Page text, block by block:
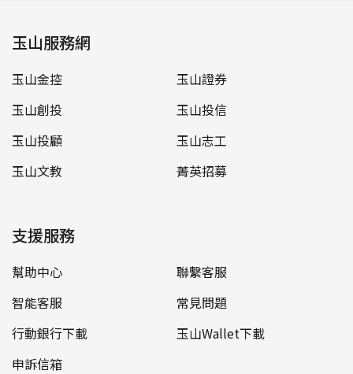
玉山服務網
玉山金控
玉山證券
玉山創投
玉山投信
玉山投顧
玉山志工
玉山文教
菁英招募
支援服務
幫助中心
聯繫客服
智能客服
常見問題
行動銀行下載
玉山Wallet下載
申訴信箱